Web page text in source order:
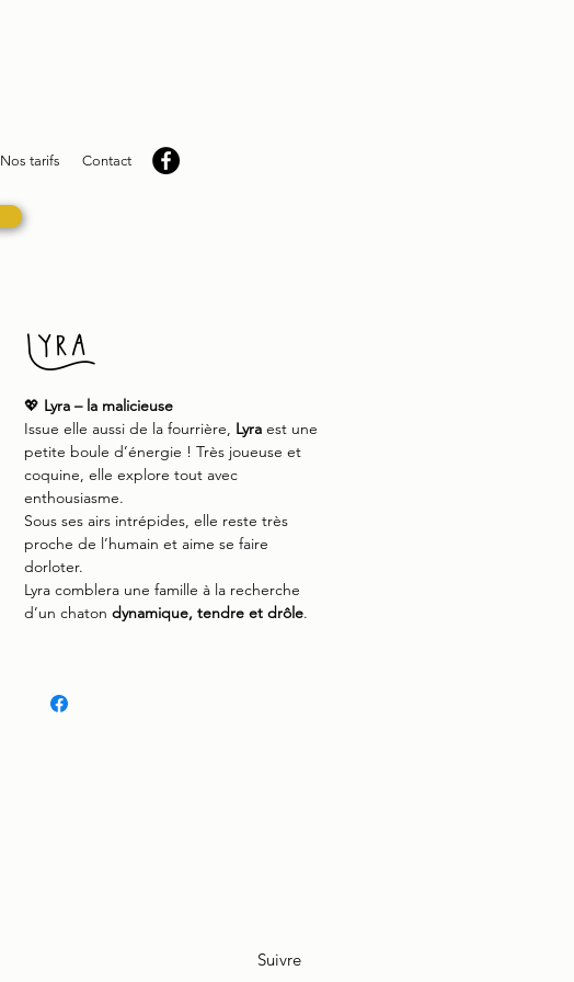
Nos tarifs Contact
Lyra
💖 Lyra – la malicieuse
Issue elle aussi de la fourrière, Lyra est une
petite boule d’énergie ! Très joueuse et
coquine, elle explore tout avec
enthousiasme.
Sous ses airs intrépides, elle reste très
proche de l’humain et aime se faire
dorloter.
Lyra comblera une famille à la recherche
d’un chaton dynamique, tendre et drôle.
Suivre